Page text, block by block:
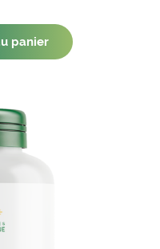
panier